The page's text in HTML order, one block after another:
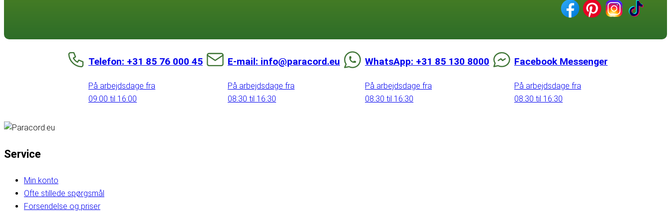
Telefon: +31 85 76 000 45
På arbejdsdage fra
09:00 til 16:00
E-mail: info@paracord.eu
På arbejdsdage fra
08:30 til 16:30
WhatsApp: +31 85 130 8000
På arbejdsdage fra
08:30 til 16:30
Facebook Messenger
På arbejdsdage fra
08:30 til 16:30
Service
Min konto
Ofte stillede spørgsmål
Forsendelse og priser